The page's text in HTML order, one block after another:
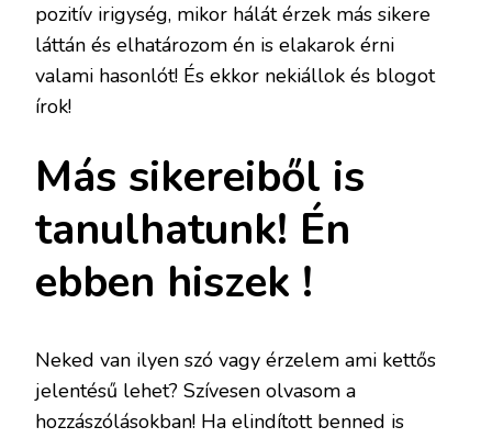
pozitív irigység, mikor hálát érzek más sikere
láttán és elhatározom én is elakarok érni
valami hasonlót! És ekkor nekiállok és blogot
írok!
Más sikereiből is
tanulhatunk! Én
ebben hiszek !
Neked van ilyen szó vagy érzelem ami kettős
jelentésű lehet? Szívesen olvasom a
hozzászólásokban! Ha elindított benned is